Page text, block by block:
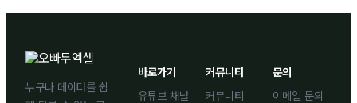
누구나 데이터를 쉽
바로가기
유튜브 채널
커뮤니티
커뮤니티
문의
이메일 문의